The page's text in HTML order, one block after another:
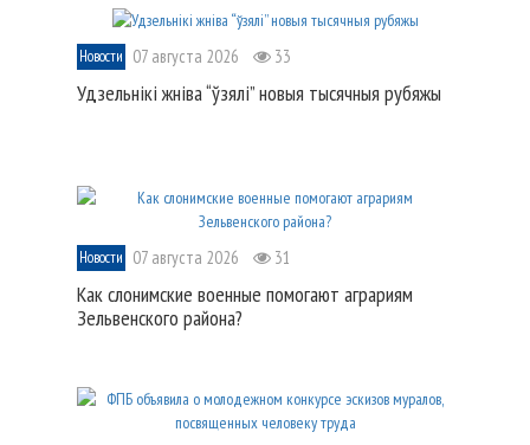
Новости 07 августа 2026 33
Удзельнікі жніва “ўзялі” новыя тысячныя рубяжы
Новости 07 августа 2026 31
Как слонимские военные помогают аграриям
Зельвенского района?